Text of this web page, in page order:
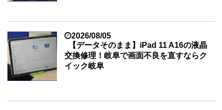
2026/08/05
【データそのまま】iPad 11 A16の液晶
交換修理！岐阜で画面不良を直すならク
イック岐阜